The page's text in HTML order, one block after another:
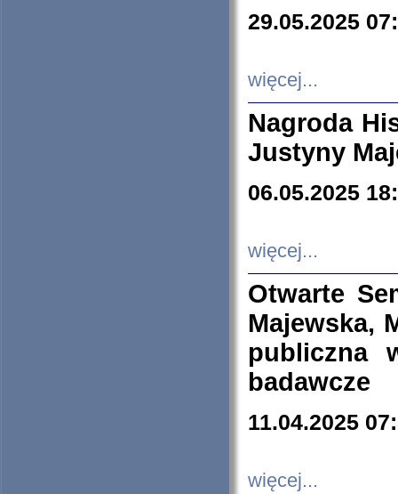
29.05.2025
więcej...
Nagroda
Justyny
06.05.2025
więcej...
Otwarte
Majewska,
publiczna
badawcze
11.04.2025
więcej...